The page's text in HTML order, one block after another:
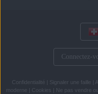
Connectez-
Confidentialité | Signaler une faille |
moderne
| Cookies | Ne pas vendre